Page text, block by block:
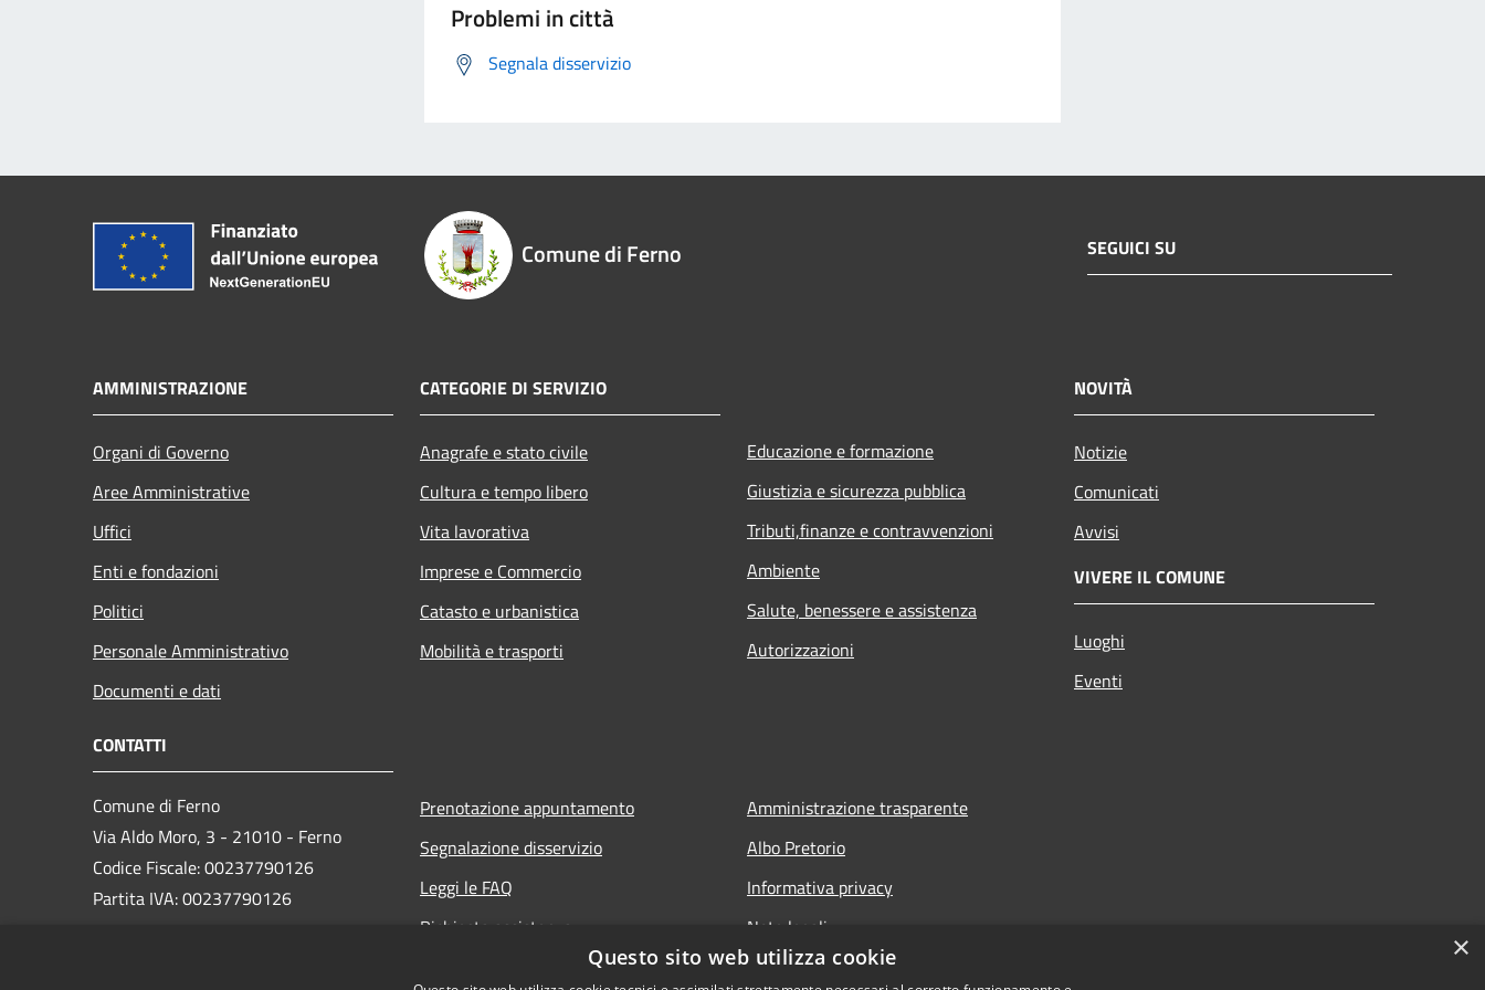
Problemi in città
Segnala disservizio
Comune di Ferno SEGUICI SU
AMMINISTRAZIONE
Organi di Governo
Aree Amministrative
Uffici
Enti e fondazioni
Politici
Personale Amministrativo
Documenti e dati
CATEGORIE DI SERVIZIO
Anagrafe e stato civile
Cultura e tempo libero
Vita lavorativa
Imprese e Commercio
Catasto e urbanistica
Mobilità e trasporti
Educazione e formazione
Giustizia e sicurezza pubblica
Tributi,finanze e contravvenzioni
Ambiente
Salute, benessere e assistenza
Autorizzazioni
NOVITÀ
Notizie
Comunicati
Avvisi
VIVERE IL COMUNE
Luoghi
Eventi
CONTATTI
Comune di Ferno
Via Aldo Moro, 3 - 21010 - Ferno
Codice Fiscale: 00237790126
Partita IVA: 00237790126
Prenotazione appuntamento
Segnalazione disservizio
Leggi le FAQ
Richiesta assistenza
Amministrazione trasparente
Albo Pretorio
Informativa privacy
Note legali
Dichiarazione di accessibilità
×
Questo sito web utilizza cookie